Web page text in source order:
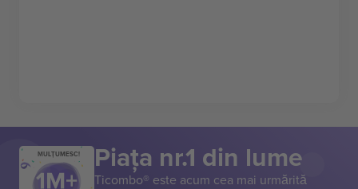
MULȚUMESC! Piața nr.1 din lume
Ticombo® este acum cea mai urmărită